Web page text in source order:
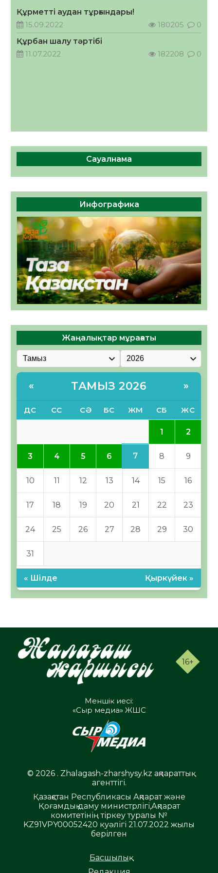
05.08.2026
31 0
ӘРБІР ДАУЫС – ҚОҒАМ ДАМУЫНА
ҚОСЫЛҒАН ҮЛЕС
05.08.2026
Құрметті аудан тұрғындары!
15.09.2022
180205
0
Құрбан шалу тәртібі
11.07.2022
182208 0
Сауалнама
Инфографика
Жаңалықтар мұрағаты
« ТАМЫЗ 2026 »
ДС СС СӘ БС ЖМ СБ ЖС
1 2
3 4 5 6 7 8 9
10 11 12 13 14 15 16
17 18 19 20 21 22 23
24 25 26 27 28 29 30
31
« Шілде Қыркүйек »
16+
Меншік иесі:
«Сыр медиа» ЖШС
© 2026 . Zhalagash-zharshysy.kz ақпараттық
агенттігі.
Қазақстан Республикасы Ақпарат және
Қоғамдық даму министрлігі,Ақпарат
комитетінің тіркеу туралы №
KZ91VPY00052420 куәлігі 21.07.2022 жылы
берілген
Басшылық